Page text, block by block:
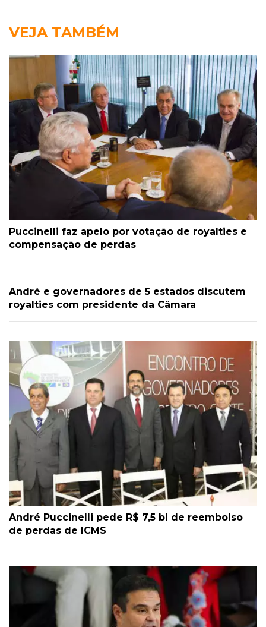
VEJA TAMBÉM
Puccinelli faz apelo por votação de royalties e
compensação de perdas
André e governadores de 5 estados discutem
royalties com presidente da Câmara
André Puccinelli pede R$ 7,5 bi de reembolso
de perdas de ICMS